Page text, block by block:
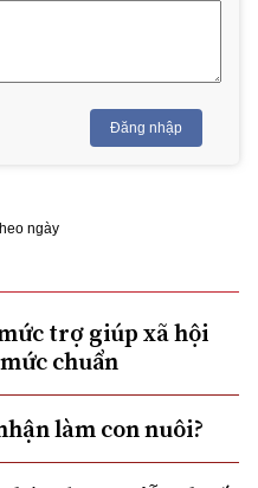
Đăng nhập
ngày
trợ giúp xã hội
chuẩn
làm con nuôi?